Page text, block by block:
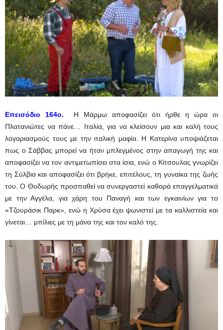
Επεισόδιο 164ο.
Η Μάρμω αποφασίζει ότι ήρθε η ώρα οι
Πλατανιώτες να πάνε… Ιταλία, για να κλείσουν μια και καλή τους
λογαριασμούς τους με την ιταλική μαφία. Η Κατερίνα υποψιάζεται
πως ο Σάββας μπορεί να ήταν μπλεγμένος στην απαγωγή της και
αποφασίζει να τον αντιμετωπίσει στα ίσια, ενώ ο Κίτσουλας γνωρίζει
τη Σύλβια και αποφασίζει ότι βρήκε, επιτέλους, τη γυναίκα της ζωής
του. Ο Θοδωρής προσπαθεί να συνεργαστεί καθαρά επαγγελματικά
με την Αγγέλα, για χάρη του Παναγή και των εγκαινίων για το
«Τζουράσικ Παρκ», ενώ η Χρύσα έχει ψωνιστεί με τα καλλιστεία και
γίνεται… μπίλιες με τη μάνα της και τον καλό της.